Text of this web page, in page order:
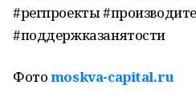
#регпроекты
#поддержказанятости
Фотоmoskva-capital.ru